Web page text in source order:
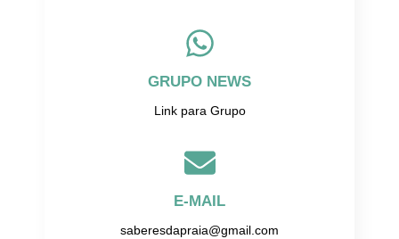
GRUPO NEWS
Link para Grupo
E-MAIL
saberesdapraia@gmail.com